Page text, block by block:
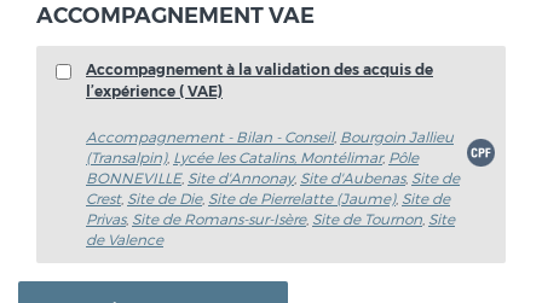
ACCOMPAGNEMENT VAE
Accompagnement à la validation des acquis de
l’expérience ( VAE)
Accompagnement - Bilan - Conseil, Bourgoin Jallieu
(Transalpin), Lycée les Catalins, Montélimar, Pôle
BONNEVILLE, Site d'Annonay, Site d'Aubenas, Site de
Crest, Site de Die, Site de Pierrelatte (Jaume), Site de
Privas, Site de Romans-sur-Isère, Site de Tournon Site
de Valence